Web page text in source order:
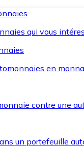
qui vous
en
contre une
un portefeuille